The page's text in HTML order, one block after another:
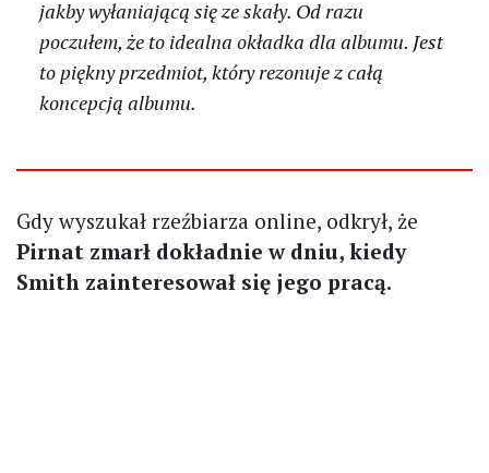
jakby wyłaniającą się ze skały. Od razu
poczułem, że to idealna okładka dla albumu. Jest
to piękny przedmiot, który rezonuje z całą
koncepcją albumu.
Gdy wyszukał rzeźbiarza online, odkrył, że
Pirnat zmarł dokładnie w dniu, kiedy
Smith zainteresował się jego pracą.